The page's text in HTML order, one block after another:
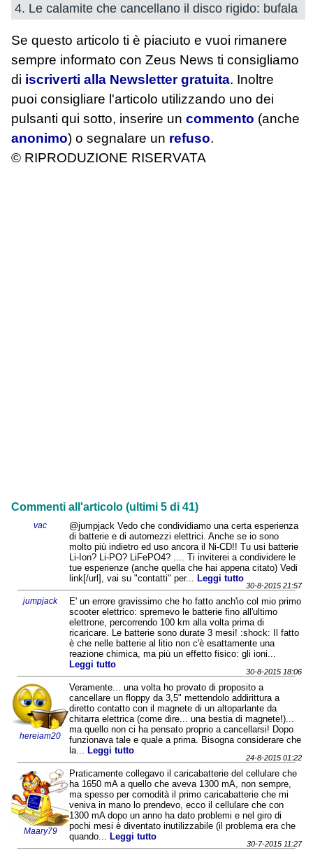
4. Le calamite che cancellano il disco rigido: bufala
Se questo articolo ti è piaciuto e vuoi rimanere
sempre informato con Zeus News ti consigliamo
di iscriverti alla Newsletter gratuita. Inoltre
puoi consigliare l'articolo utilizzando uno dei
pulsanti qui sotto, inserire un commento (anche
anonimo) o segnalare un refuso.
© RIPRODUZIONE RISERVATA
Commenti all'articolo (ultimi 5 di 41)
vac
@jumpjack Vedo che condividiamo una certa esperienza
di batterie e di automezzi elettrici. Anche se io sono
molto più indietro ed uso ancora il Ni-CD!! Tu usi batterie
Li-Ion? Li-PO? LiFePO4? .... Ti inviterei a condividere le
tue esperienze (anche quella che hai appena citato) Vedi
link[/url], vai su "contatti" per... Leggi tutto
30-8-2015 21:57
jumpjack
E' un errore gravissimo che ho fatto anch'io col mio primo
scooter elettrico: spremevo le batterie fino all'ultimo
elettrone, percorrendo 100 km alla volta prima di
ricaricare. Le batterie sono durate 3 mesi! :shock: Il fatto
è che nelle batterie al litio non c'è esattamente una
reazione chimica, ma più un effetto fisico: gli ioni...
Leggi tutto
30-8-2015 18:06
hereiam20
Veramente... una volta ho provato di proposito a
cancellare un floppy da 3,5" mettendolo addirittura a
diretto contatto con il magnete di un altoparlante da
chitarra elettrica (come dire... una bestia di magnete!)...
ma quello non ci ha pensato proprio a cancellarsi! Dopo
funzionava tale e quale a prima. Bisogna considerare che
la... Leggi tutto
24-8-2015 01:22
Maary79
Praticamente collegavo il caricabatterie del cellulare che
ha 1650 mA a quello che aveva 1300 mA, non sempre,
ma spesso per comodità il primo caricabatterie che mi
veniva in mano lo prendevo, ecco il cellulare che con
1300 mA dopo un anno ha dato problemi e nel giro di
pochi mesi è diventato inutilizzabile (il problema era che
quando... Leggi tutto
30-7-2015 11:27